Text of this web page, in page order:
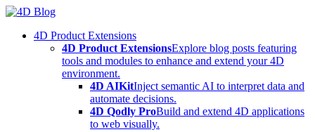
Skip
content4D Product Extensions
4D Product ExtensionsExplore blog posts featuring
tools and modules to enhance and extend your 4D
environment.
4D AIKitInject semantic AI to interpret data and
automate decisions.
4D Qodly ProBuild and extend 4D applications
to web visually.